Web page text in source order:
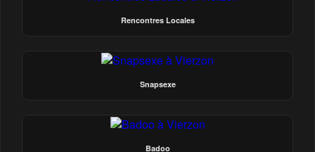
Rencontres Locales
Snapsexe
Badoo